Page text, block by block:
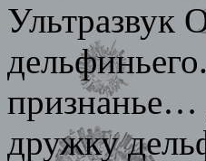
Ультразвук
признанье…
дружку